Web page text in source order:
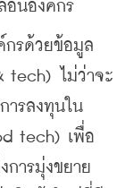
อนองค์กร
รด้วยข้อมูล
tech) ไม่ว่าจะ
ารลงทุนใน
tech) เพื่อ
การมุ่งขยาย